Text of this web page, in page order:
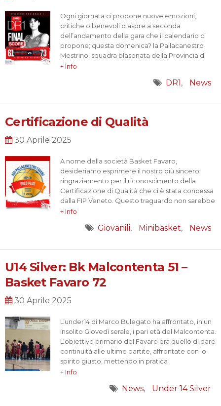
Ogni giornata ci propone nuove emozioni;
critiche o benevoli o aspre a seconda
dell’andamento della gara che il calendario ci
propone; questa domenica? la Pallacanestro
Mestrino, squadra blasonata della Provincia di
Padova, abituata a palcoscenici più nobili, e che
classifica; pronostico quindi completamente a
quanto scritto…
+ Info
DR1 News
Certificazione di Qualità
30 Aprile 2025
A nome della società Basket Favaro,
desideriamo esprimere il nostro più sincero
ringraziamento per il riconoscimento della
Certificazione di Qualità che ci è stata concessa
dalla FIP Veneto. Questo traguardo non sarebbe
stato possibile senza il costante supporto e la
formazione delle giovani leve.
prestigioso riconoscimento, ma anche…
+ Info
Giovanili Minibasket News
U14 Silver: Bk Malcontenta 51 –
Basket Favaro 72
30 Aprile 2025
L’under14 di Marco Bulegato ha affrontato, in un
insolito Giovedì serale, i pari età del Malcontenta.
L’obiettivo primario del Favaro era quello di dare
continuità alle ultime partite, affrontate con lo
spirito giusto, mettendo in pratica
diligentemente quanto provato e riprovato
La squadra ha risposto alla grande rispondendo
+ Info
News Under 14 Silver